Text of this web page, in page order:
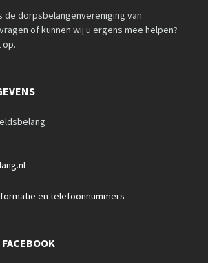
de dorpsbelangenvereniging van
of kunnen wij u ergens mee helpen?
op.
en telefoonnummers